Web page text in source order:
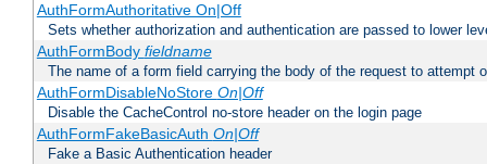
AuthFormAuthoritative On|Off
Sets whether authorization and authentication are passed to lower
AuthFormBody fieldname
The name of a form field carrying the body of the request to attempt
AuthFormDisableNoStore On|Off
Disable the CacheControl no-store header on the login page
AuthFormFakeBasicAuth On|Off
Fake a Basic Authentication header